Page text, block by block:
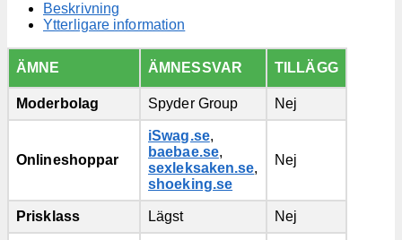
Beskrivning
Ytterligare information
ÄMNE ÄMNESSVAR TILLÄGG
Moderbolag Spyder Group Nej
Onlineshoppar
iSwag.se,
baebae.se,
sexleksaken.se,
shoeking.se
Nej
Prisklass Lägst Nej